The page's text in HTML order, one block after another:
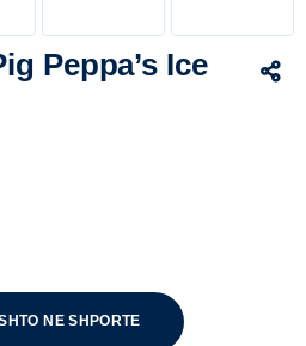
Peppa’s Ice
NE SHPORTE